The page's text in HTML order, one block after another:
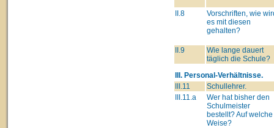
II.8
Vorschriften, wie
es mit diesen
gehalten?
II.9
Wie lange dauert
täglich die Schule?
III. Personal-Verhältnisse.
III.11
Schullehrer.
III.11.a
Wer hat bisher den
Schulmeister
bestellt? Auf welche
Weise?